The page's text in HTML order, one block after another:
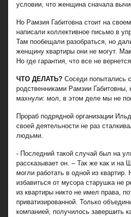
условии, что женщина сначала
Но Рамзия Габитовна стоит на
написали коллективное письмо в
Там пообещали разобраться, но
женщину квартиры они не могут.
Но где гарантия, что все не
ЧТО ДЕЛАТЬ? Соседи попытались
родственниками Рамзии Габитовны,
махнули: мол, в этом деле мы не
Прораб подрядной организации
своей деятельности не раз
людьми.
- Последний такой случай был на
рассказывает он. – Так же как и
могли работать в одной из
избавиться от мусора старушка не
из квартиры никто не имел права,
приватизированной. Только
компанией, получилось завершить